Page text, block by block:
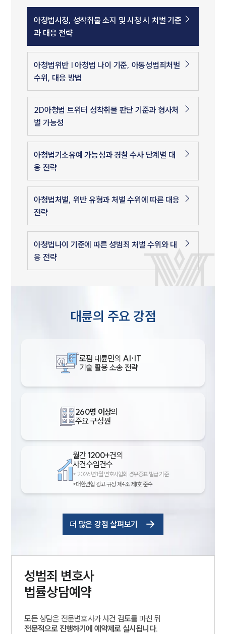
아청법시청, 성착취물 소지 및 시청 시 처벌 기준
과 대응 전략
아청법위반 | 아청법 나이 기준, 아동성범죄처벌
수위, 대응 방법
2D아청법 트위터 성착취물 판단 기준과 형사처
벌 가능성
아청법기소유예 가능성과 경찰 수사 단계별 대
응 전략
아청법처벌, 위반 유형과 처벌 수위에 따른 대응
전략
아청법나이 기준에 따른 성범죄 처벌 수위와 대
응 전략
대륜의 주요 강점
로펌 대륜만의 AI·IT
기술 활용 소송 전략
260명 이상의
주요 구성원
월간1200+건의
사건수임건수
* 2026년 1월 변호사협회 경유증표 발급 기준
*대한변협 광고 규정 제4조 제1호 준수
더 많은 강점 살펴보기
성범죄 변호사
법률상담예약
모든 상담은 전문변호사가 사건 검토를 마친 뒤
전문적으로 진행하기에 예약제로 실시됩니다.